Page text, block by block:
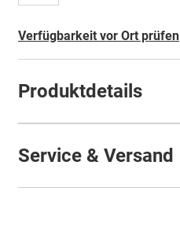
Wunschliste
Verfügbarkeit vor Ort prüfen
Produktdetails
Service & Versand